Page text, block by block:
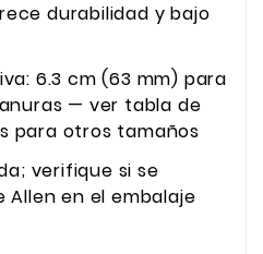
durabilidad y bajo
6.3 cm (63 mm) para
— ver tabla de
para otros tamaños
verifique si se
Allen en el embalaje